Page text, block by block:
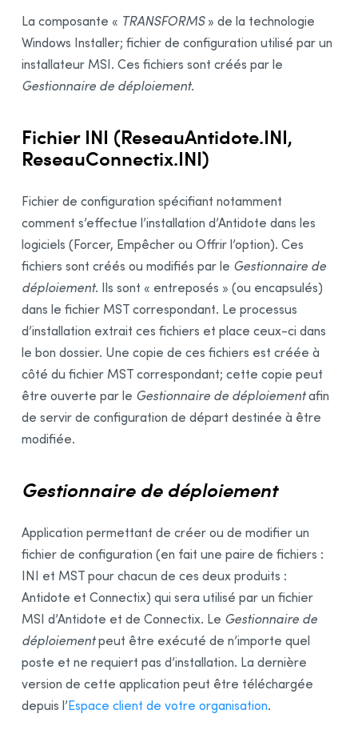
Installation
Intégration dans les logiciels
Mise à jour
Désinstallation
Préalables
Désinstallation d’une édition précédente
Intégration dans les logiciels
Désinstallation
Autres outils de déploiement automatisé
Exemples de scripts
Exemple de script pour la désinstallation des
Exemple de script pour un déploiement initial
Exemple de script pour la désinstallation
d’Antidote 12
Exemple de script pour l’installation de mises à
Remote Desktop Services (Terminal Services)
Contraintes
Désinstallation d’une édition précédente
Installation
Intégration dans les logiciels
Mise à jour
Désinstallation
Déploiement par Microsoft Intune
La composante « TRANSFORMS» de la technologie
Windows Installer; fichier de configuration utilisé par un
installateur MSI. Ces fichiers sont créés par le
Gestionnaire de déploiement.
Fichier INI (ReseauAntidote.INI,
ReseauConnectix.INI)
Fichier de configuration spécifiant notamment
comment s’effectue l’installation d’Antidote dans les
logiciels (Forcer, Empêcher ou Offrir l’option). Ces
fichiers sont créés ou modifiés par le Gestionnaire de
déploiement. Ils sont « entreposés » (ou encapsulés)
dans le fichier MST correspondant. Le processus
d’installation extrait ces fichiers et place ceux-ci dans
le bon dossier. Une copie de ces fichiers est créée à
côté du fichier MST correspondant; cette copie peut
être ouverte par le Gestionnaire de déploiementafin
de servir de configuration de départ destinée à être
modifiée.
Gestionnaire de déploiement
Application permettant de créer ou de modifier un
fichier de configuration (en fait une paire de fichiers :
INI et MST pour chacun de ces deux produits :
Antidote et Connectix) qui sera utilisé par un fichier
MSI d’Antidote et de Connectix. Le Gestionnaire de
déploiementpeut être exécuté de n’importe quel
poste et ne requiert pas d’installation. La dernière
version de cette application peut être téléchargée
depuis l’Espace client de votre organisation.